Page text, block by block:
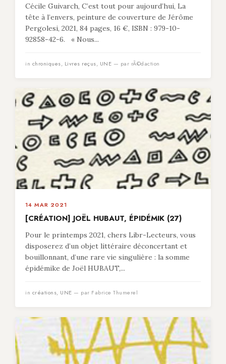
Cécile Guivarch, C’est tout pour aujourd’hui, La
tête à l’envers, peinture de couverture de Jérôme
Pergolesi, 2021, 84 pages, 16 €, ISBN : 979-10-
92858-42-6. « Nous...
in chroniques, Livres reçus, UNE — par rÃ©daction
14 MAR 2021
[CRÉATION] JOËL HUBAUT, ÉPIDÉMIK (27)
Pour le printemps 2021, chers Libr-Lecteurs, vous
disposerez d’un objet littéraire déconcertant et
bouillonnant, d’une rare vie singulière : la somme
épidémike de Joël HUBAUT,...
in créations, UNE — par Fabrice Thumerel